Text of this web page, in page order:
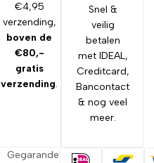
€4,95
verzending,
boven de
€80,-
gratis
verzending.
Snel &
veilig
betalen
met IDEAL,
Creditcard,
Bancontact
& nog veel
meer.
Gegarandeerd